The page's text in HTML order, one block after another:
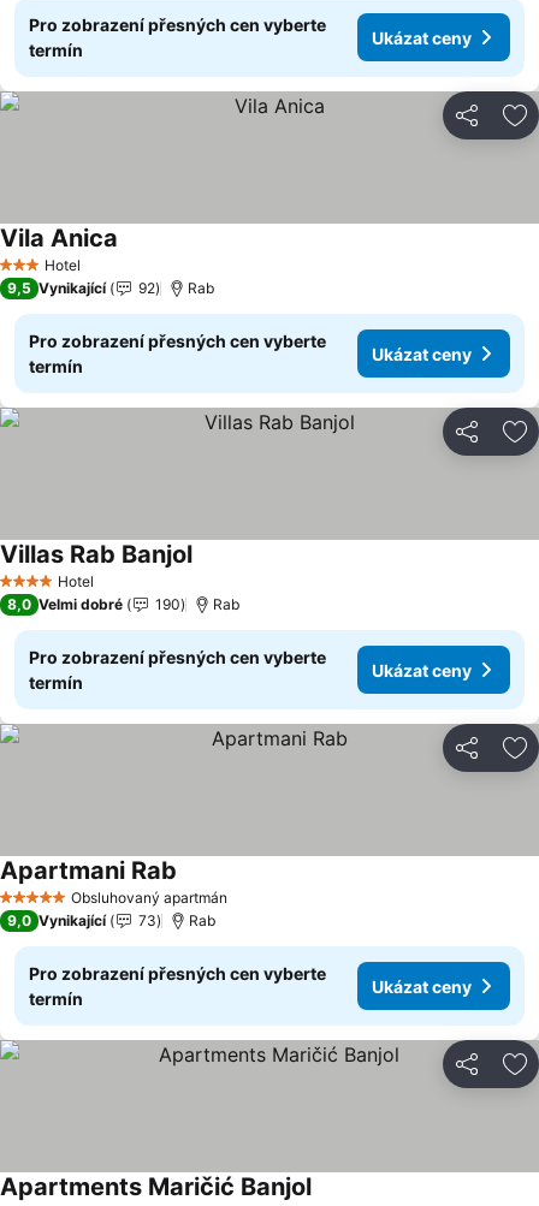
Pro zobrazení přesných cen vyberte
termín
Ukázat ceny
Sdílet
3 Počet hvězdiček
Hotel
Vila Anica
9,5 Vynikající 92 Rab
Pro zobrazení přesných cen vyberte
termín
Ukázat ceny
Sdílet
4 Počet hvězdiček
Hotel
Villas Rab BanjolUkázat ceny
8,0 Velmi dobré 190 Rab
Pro zobrazení přesných cen vyberte
termín
Ukázat ceny
Sdílet
5 Počet hvězdičekObsluhovaný apartmán
Apartmani Rab
9,0 Vynikající 73 Rab
Pro zobrazení přesných cen vyberte
termín
Ukázat ceny
Sdílet
Apartments Maričić BanjolUkázat ceny